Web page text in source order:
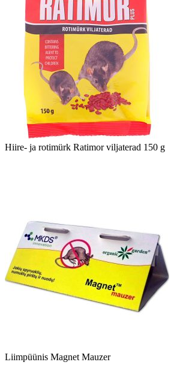
Hiire- ja rotimürk Ratimor viljaterad 150 g
Liimpüünis Magnet Mauzer